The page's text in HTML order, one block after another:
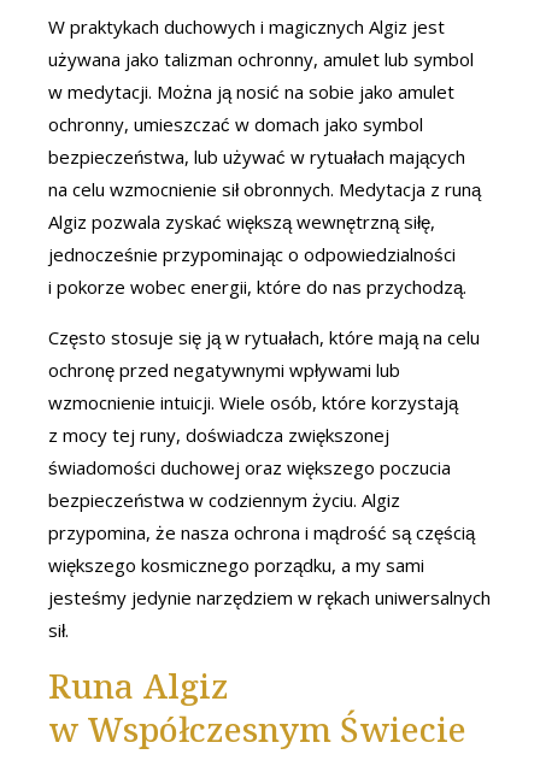
W praktykach duchowych i magicznych Algiz jest
używana jako talizman ochronny, amulet lub symbol
w medytacji. Można ją nosić na sobie jako amulet
ochronny, umieszczać w domach jako symbol
bezpieczeństwa, lub używać w rytuałach mających
na celu wzmocnienie sił obronnych. Medytacja z runą
Algiz pozwala zyskać większą wewnętrzną siłę,
jednocześnie przypominając o odpowiedzialności
i pokorze wobec energii, które do nas przychodzą.
Często stosuje się ją w rytuałach, które mają na celu
ochronę przed negatywnymi wpływami lub
wzmocnienie intuicji. Wiele osób, które korzystają
z mocy tej runy, doświadcza zwiększonej
świadomości duchowej oraz większego poczucia
bezpieczeństwa w codziennym życiu. Algiz
przypomina, że nasza ochrona i mądrość są częścią
większego kosmicznego porządku, a my sami
jesteśmy jedynie narzędziem w rękach uniwersalnych
sił.
Runa Algiz
w Współczesnym Świecie